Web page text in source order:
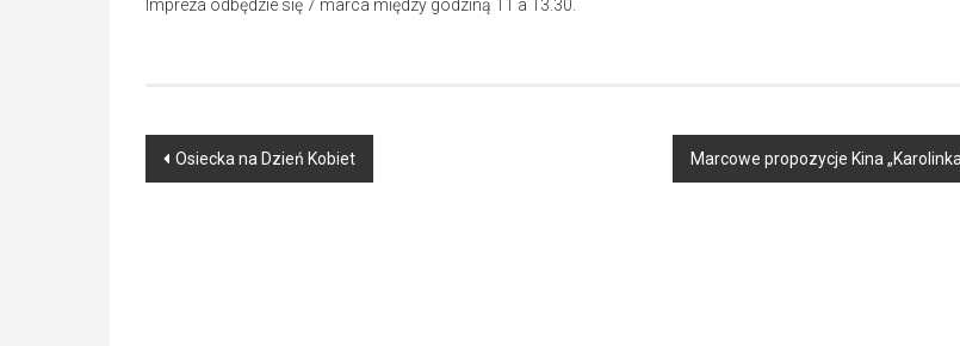
Impreza odbędzie się 7 marca między godziną 11 a 13.30.
Post
Osiecka na Dzień Kobiet Marcowe propozycje Kina